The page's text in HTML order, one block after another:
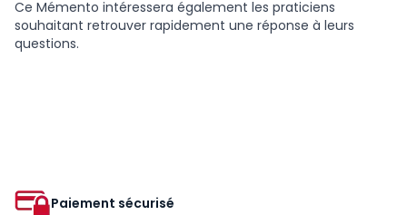
Ce Mémento intéressera également les praticiens
souhaitant retrouver rapidement une réponse à leurs
questions.
Paiement sécurisé